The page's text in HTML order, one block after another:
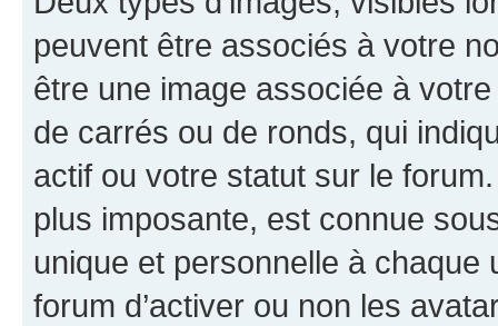
peuvent être associés à votre
être une image associée à
de carrés ou de ronds, qui
actif ou votre statut sur le
plus imposante, est connue
unique et personnelle à chaque
forum d’activer ou non les